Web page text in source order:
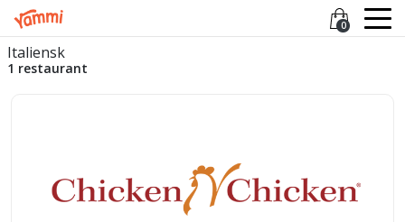
0
Italiensk
1 restaurant